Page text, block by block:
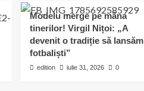
Modelu merge pe mâna
tinerilor! Virgil Nițoi: „A
devenit o tradiție să lansăm
fotbaliști”
edition iulie 31, 2026 0